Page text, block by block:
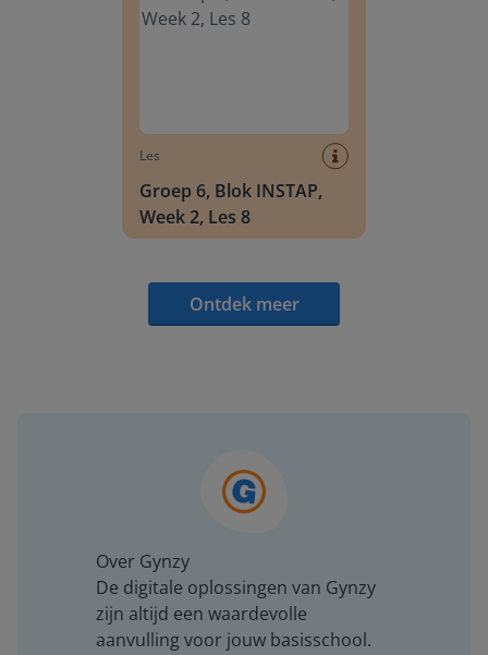
Les
Groep 6, Blok INSTAP,
Week 2, Les 8
Ontdek meer
Over Gynzy
De digitale oplossingen van Gynzy
zijn altijd een waardevolle
aanvulling voor jouw basisschool.